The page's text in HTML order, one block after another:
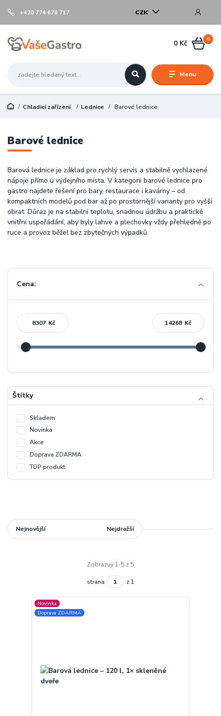
Menu
CZK
+420 774 678 717
0
0 Kč
Chladicí zařízení Lednice Barové lednice
Barové lednice
Barová lednice je základ pro rychlý servis a stabilně vychlazené
nápoje přímo u výdejního místa. V kategorii barové lednice pro
gastro najdete řešení pro bary, restaurace i kavárny – od
kompaktních modelů pod bar až po prostornější varianty pro vyšší
obrat. Důraz je na stabilní teplotu, snadnou údržbu a praktické
vnitřní uspořádání, aby byly lahve a plechovky vždy přehledně po
ruce a provoz běžel bez zbytečných výpadků.
Cena:
Kč Kč
Štítky
Skladem
Novinka
Akce
Doprava ZDARMA
TOP produkt
Nejnovější Nejdražší
Zobrazuji 1-5 z 5
strana z 1
Novinka
Doprava ZDARMA